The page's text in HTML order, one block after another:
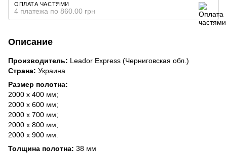
ОПЛАТА ЧАСТЯМИ
4 платежа по 860.00 грн
Описание
Производитель: Leador Express (Черниговская обл.)
Страна: Украина
Размер полотна:
2000 х 400 мм;
2000 х 600 мм;
2000 х 700 мм;
2000 х 800 мм;
2000 х 900 мм.
Толщина полотна: 38 мм